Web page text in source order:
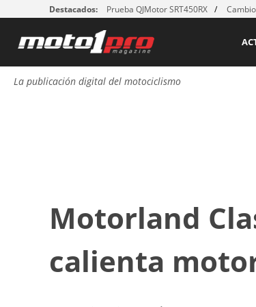
Destacados: Prueba QJMotor SRT450RX
La publicación digital del motociclismo
Motorland
calienta